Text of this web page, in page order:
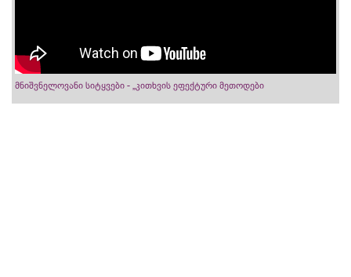
მნიშვნელოვანი სიტყვები - „კითხვის ეფექტური მეთოდები